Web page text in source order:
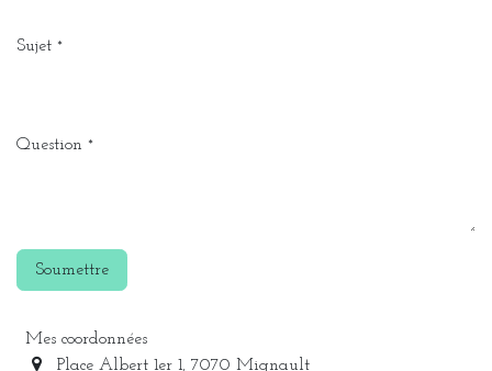
Sujet *
Question *
Soumettre
Mes coordonnées
Place Albert 1er 1, 7070 Mignault